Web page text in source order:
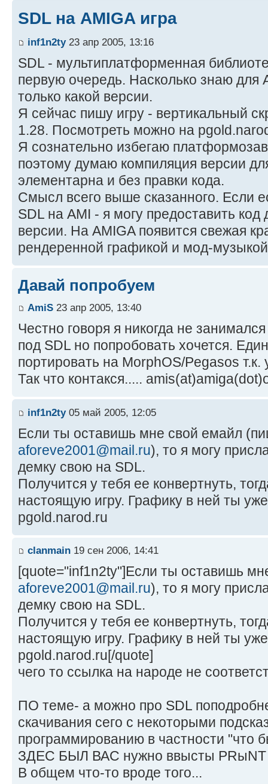
SDL на AMIGA игра
inf1n2ty23 апр 2005, 13:16
SDL - мультиплатформенная
первую очередь. Насколько знаю для
только какой версии.
Я сейчас пишу игру - вертикальный
1.28. Посмотреть можно на
Я сознательно избегаю
поэтому думаю компиляция версии
элементарна и без правки кода.
Смысл всего выше сказанного. Если
SDL на AMI - я могу предоставить
версии. На AMIGA появится свежая
рендеренной графикой и мод-
Давай попробуем
AmiS 23 апр 2005, 13:40
Честно говоря я никогда не
под SDL но попробовать хочется.
портировать на MorphOS/Pegasos
Так что контакся.....
inf1n2ty05 май 2005, 12:05
Если ты оставишь мне свой емайл
aforeve2001@mail.ru), то я могу
демку свою на SDL.
Получится у тебя ее конвертнуть,
настоящую игру. Графику в ней ты
pgold.narod.ru
clanmain 19 сен 2006, 14:41
[quote="inf1n2ty"]Если ты оставишь
aforeve2001@mail.ru), то я могу
демку свою на SDL.
Получится у тебя ее конвертнуть,
настоящую игру. Графику в ней ты
pgold.narod.ru[/quote]
чего то ссылка на народе не
ПО теме- а можно про SDL
скачивания сего с некоторыми
программированию в частности "что
ЗДЕС БЫЛ ВАС нужно ввысты
В общем что-то вроде того...